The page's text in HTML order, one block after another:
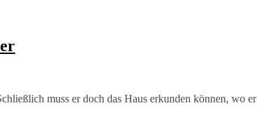
muss er doch das Haus erkunden können, wo er